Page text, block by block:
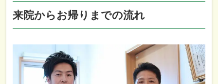
来院からお帰りまでの流れ